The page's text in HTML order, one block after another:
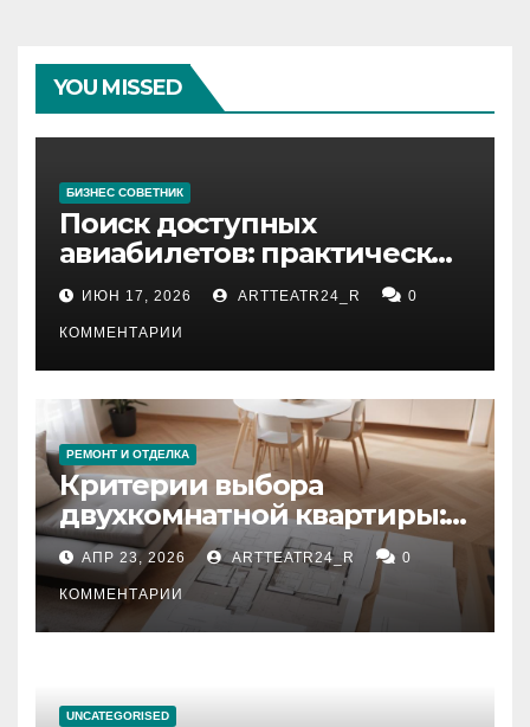
YOU MISSED
БИЗНЕС СОВЕТНИК
Поиск доступных
авиабилетов: практические
рекомендации
ИЮН 17, 2026 ARTTEATR24_R 0
КОММЕНТАРИИ
РЕМОНТ И ОТДЕЛКА
Критерии выбора
двухкомнатной квартиры:
планировка, площадь,
состояние и документация
АПР 23, 2026 ARTTEATR24_R 0
КОММЕНТАРИИ
UNCATEGORISED